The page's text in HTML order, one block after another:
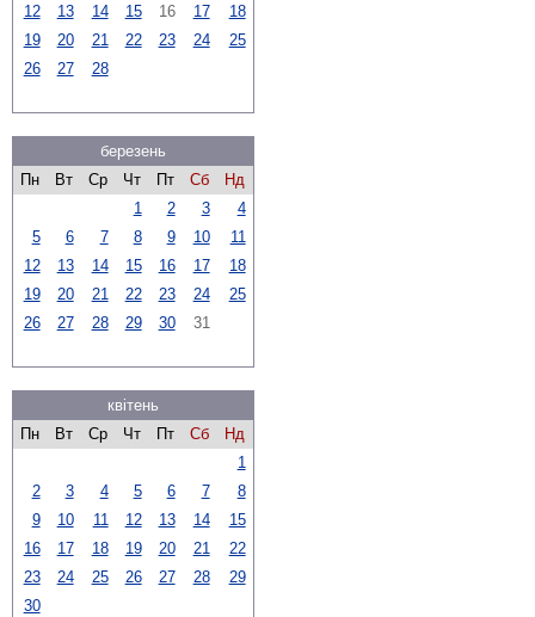
12
13 14 15 16 17
18
19
20 21 22 23 24
25
26
27 28
березень
Пн
Вт Ср Чт Пт Сб
Нд
1
2 3
4
5
6 7 8 9 10
11
12
13 14 15 16 17
18
19
20 21 22 23 24
25
26
27 28 29 30 31
квітень
Пн
Вт Ср Чт Пт Сб
Нд
1
2
3 4 5 6 7
8
9
10 11 12 13 14
15
16
17 18 19 20 21
22
23
24 25 26 27 28
29
30